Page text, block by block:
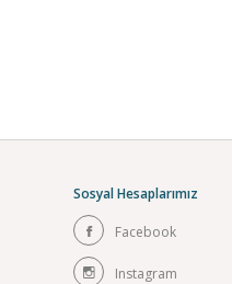
Sosyal Hesaplarımız
Facebook
Instagram